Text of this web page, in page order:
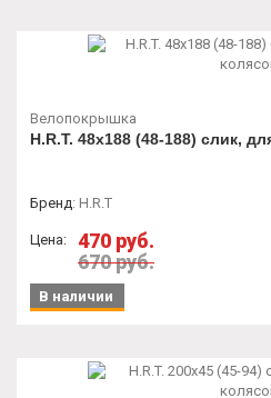
Велопокрышка
H.R.T. 48x188 (48-188) слик,
Бренд: H.R.T
Цена:
470 руб.
670 руб.
В наличии